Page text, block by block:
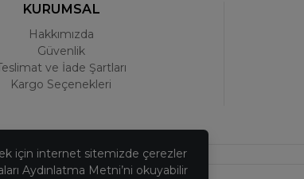
KURUMSAL
Hakkımızda
Güvenlik
ve İade Şartları
Kargo Seçenekleri
için internet sitemizde çerezler
Aydınlatma Metni’ni okuyabilir